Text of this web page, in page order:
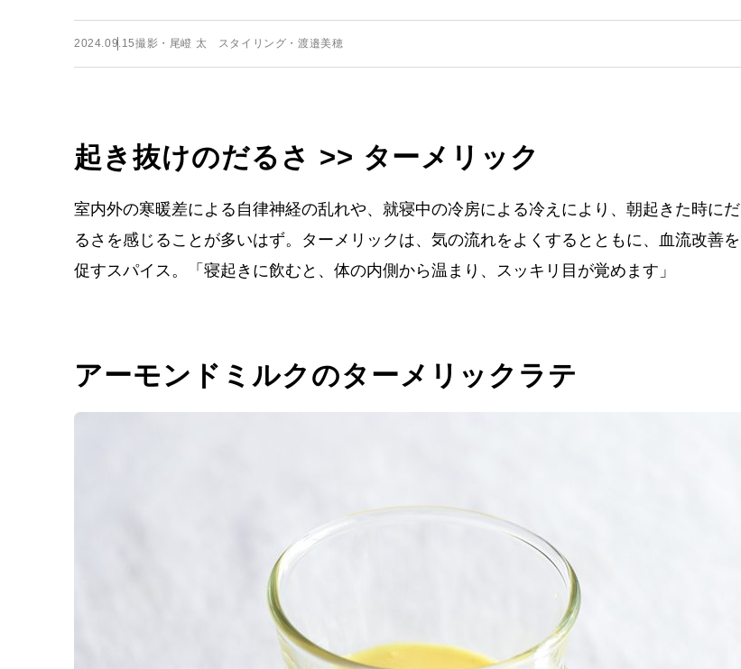
2024.09.15撮影・尾嶝 太 スタイリング・渡邉美穂
起き抜けのだるさ >> ターメリック
室内外の寒暖差による自律神経の乱れや、就寝中の冷房による冷えにより、朝起きた時にだ
るさを感じることが多いはず。ターメリックは、気の流れをよくするとともに、血流改善を
促すスパイス。「寝起きに飲むと、体の内側から温まり、スッキリ目が覚めます」
アーモンドミルクのターメリックラテ